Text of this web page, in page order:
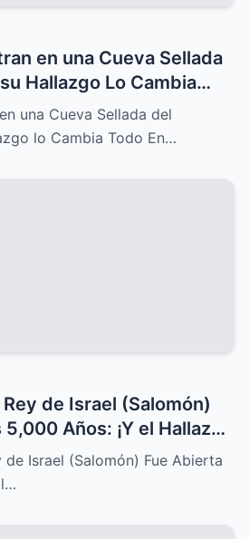
en una Cueva Sellada
Hallazgo Lo Cambia
una Cueva Sellada del
lo Cambia Todo En…
de Israel (Salomón)
Años: ¡Y el Hallazgo
de Israel (Salomón) Fue Abierta